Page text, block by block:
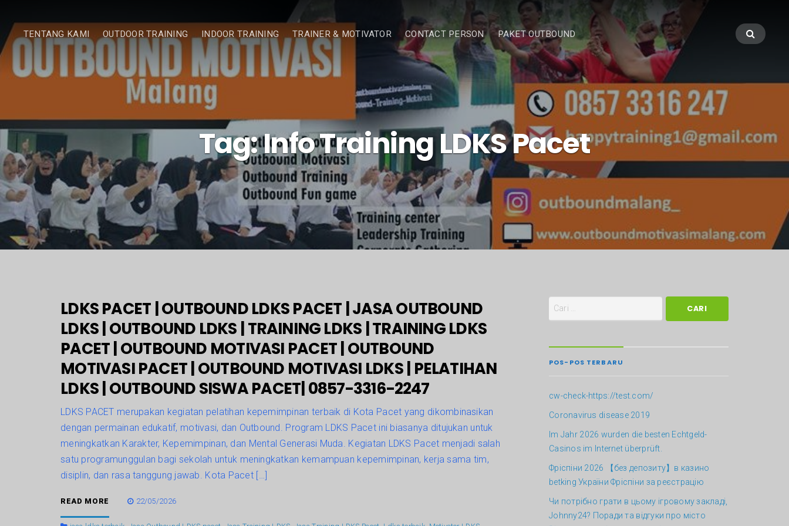
TENTANG KAMI OUTDOOR TRAINING INDOOR TRAINING TRAINER & MOTIVATOR CONTACT PERSON PAKET OUTBOUND
Tag:Info Training LDKS Pacet
LDKS PACET | OUTBOUND LDKS PACET | JASA OUTBOUND
LDKS | OUTBOUND LDKS | TRAINING LDKS | TRAINING LDKS
PACET | OUTBOUND MOTIVASI PACET | OUTBOUND
MOTIVASI PACET | OUTBOUND MOTIVASI LDKS | PELATIHAN
LDKS | OUTBOUND SISWA PACET| 0857-3316-2247
LDKS PACET merupakan kegiatan pelatihan kepemimpinan terbaik di Kota Pacet yang dikombinasikan
dengan permainan edukatif, motivasi, dan Outbound. Program LDKS Pacet ini biasanya ditujukan untuk
meningkatkan Karakter, Kepemimpinan, dan Mental Generasi Muda. Kegiatan LDKS Pacet menjadi salah
satu programunggulan bagi sekolah untuk meningkatkan kemampuan kepemimpinan, kerja sama tim,
disiplin, dan rasa tanggung jawab. Kota Pacet […]
READ MORE 22/05/2026
POS-POS TERBARU
cw-check-https://test.com/
Coronavirus disease 2019
Im Jahr 2026 wurden die besten Echtgeld-
Casinos im Internet überprüft.
Фріспіни 2026 【без депозиту】в казино
betking України ️Фріспіни за реєстрацію
Чи потрібно грати в цьому ігровому закладі,
Johnny24? Поради та відгуки про місто